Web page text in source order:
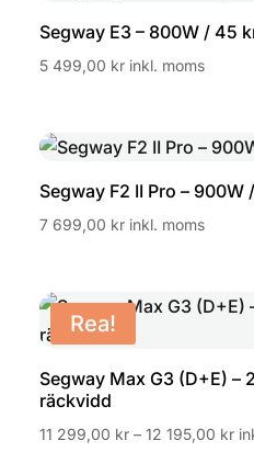
Segway E3 – 800W / 45
5 499,00 kr inkl. moms
Segway F2 II Pro – 900W
7 699,00 kr inkl. moms
Rea!
Segway Max G3 (D+E) –
räckvidd
11 299,00 kr – 12 195,00 kr